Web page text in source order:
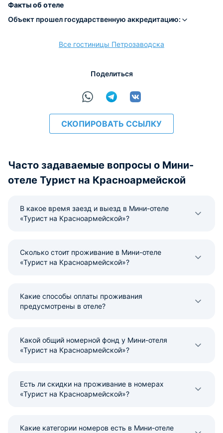
Факты об отеле
Объект прошел государственную аккредитацию:
Все гостиницы Петрозаводска
Поделиться
СКОПИРОВАТЬ ССЫЛКУ
Часто задаваемые вопросы о Мини-
отеле Турист на Красноармейской
В какое время заезд и выезд в Мини-отеле
«Турист на Красноармейской»?
Сколько стоит проживание в Мини-отеле
«Турист на Красноармейской»?
Какие способы оплаты проживания
предусмотрены в отеле?
Какой общий номерной фонд у Мини-отеля
«Турист на Красноармейской»?
Есть ли скидки на проживание в номерах
«Турист на Красноармейской»?
Какие категории номеров есть в Мини-отеле